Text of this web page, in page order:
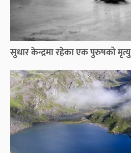
सुधार केन्द्रमा रहेका एक पुरुषको मृत्यु